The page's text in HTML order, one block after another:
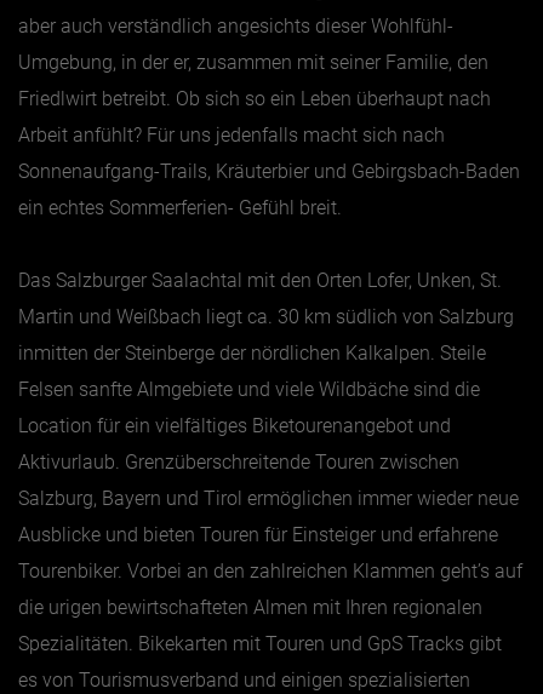
aber auch verständlich angesichts dieser Wohlfühl-
Umgebung, in der er, zusammen mit seiner Familie, den
Friedlwirt betreibt. Ob sich so ein Leben überhaupt nach
Arbeit anfühlt? Für uns jedenfalls macht sich nach
Sonnenaufgang-Trails, Kräuterbier und Gebirgsbach-Baden
ein echtes Sommerferien- Gefühl breit.
Das Salzburger Saalachtal mit den Orten Lofer, Unken, St.
Martin und Weißbach liegt ca. 30 km südlich von Salzburg
inmitten der Steinberge der nördlichen Kalkalpen. Steile
Felsen sanfte Almgebiete und viele Wildbäche sind die
Location für ein vielfältiges Biketourenangebot und
Aktivurlaub. Grenzüberschreitende Touren zwischen
Salzburg, Bayern und Tirol ermöglichen immer wieder neue
Ausblicke und bieten Touren für Einsteiger und erfahrene
Tourenbiker. Vorbei an den zahlreichen Klammen geht’s auf
die urigen bewirtschafteten Almen mit Ihren regionalen
Spezialitäten. Bikekarten mit Touren und GpS Tracks gibt
es von Tourismusverband und einigen spezialisierten